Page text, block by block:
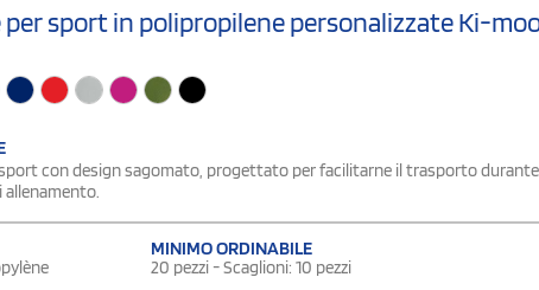
per sport in polipropilene personalizzate Ki-
con design sagomato, progettato per facilitarne il trasporto
allenamento.
MINIMO ORDINABILE
20 pezzi - Scaglioni: 10 pezzi